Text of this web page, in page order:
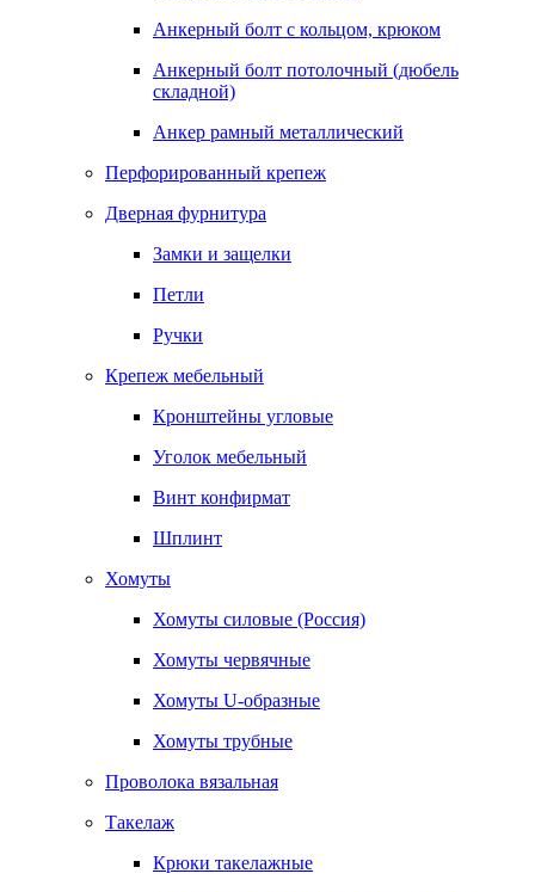
Анкерный болт с кольцом, крюком
Анкерный болт потолочный (дюбель
складной)
Анкер рамный металлический
Перфорированный крепеж
Дверная фурнитура
Замки и защелки
Петли
Ручки
Крепеж мебельный
Кронштейны угловые
Уголок мебельный
Винт конфирмат
Шплинт
Хомуты
Хомуты силовые (Россия)
Хомуты червячные
Хомуты U-образные
Хомуты трубные
Проволока вязальная
Такелаж
Крюки такелажные